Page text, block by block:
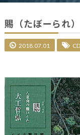
賜（たぼーられ
2018.07.01 CD